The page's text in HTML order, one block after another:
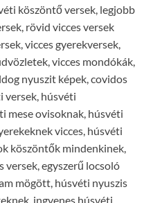
köszöntő versek, legjobb
rövid vicces versek
vicces gyerekversek,
vicces mondókák,
nyuszit képek, covidos
versek, húsvéti
mese ovisoknak, húsvéti
vicces, húsvéti
köszöntők mindenkinek,
versek, egyszerű locsoló
mögött, húsvéti nyuszis
ingyenes húsvéti